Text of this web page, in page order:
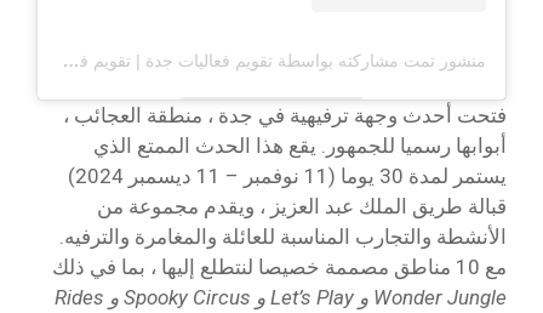
منشور تمت مشاركته بواسطة تقويم فعاليات جدة | تقويم فعاليات جدة (@JED.CALENDAR)
فتحت أحدث وجهة ترفيهية في جدة ، منطقة العجائب ،
أبوابها رسميا للجمهور. يقع هذا الحدث الممتع الذي
يستمر لمدة 30 يوما (11 نوفمبر – 11 ديسمبر 2024)
قبالة طريق الملك عبد العزيز ، ويقدم مجموعة من
الأنشطة والتجارب المناسبة للعائلة والمغامرة والترفيه.
مع 10 مناطق مصممة خصيصا لنتطلع إليها ، بما في ذلك
Wonder Jungle و Let’s Play و Spooky Circus و Rides